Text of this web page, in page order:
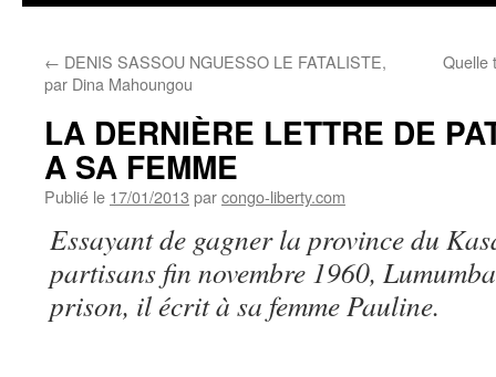
← DENIS SASSOU NGUESSO LE FATALISTE,
par Dina Mahoungou
Quelle
LA DERNIÈRE LETTRE DE
A SA FEMME
Publié le 17/01/2013 parcongo-liberty.com
Essayant de gagner la province du
partisans fin novembre 1960,
prison, il écrit à sa femme Pauline.